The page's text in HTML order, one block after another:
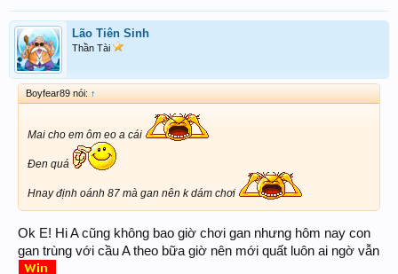
Lão Tiên Sinh
Thần Tài
Boyfear89 nói: ↑
Mai cho em ôm eo a cái
Đen quá
Hnay định oánh 87 mà gan nên k dám chơi
Ok E! Hi A cũng không bao giờ chơi gan nhưng hôm nay con
gan trùng với cầu A theo bữa giờ nên mới quất luôn ai ngờ vẫn